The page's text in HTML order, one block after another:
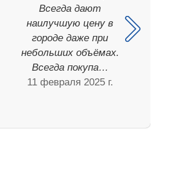
Всегда дают
наилучшую цену в
городе даже при
небольших объёмах.
Всегда покупа…
11 февраля 2025 г.